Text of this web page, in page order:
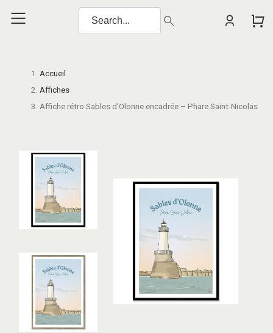
Accueil
Affiches
Affiche rétro Sables d’Olonne encadrée – Phare Saint-Nicolas